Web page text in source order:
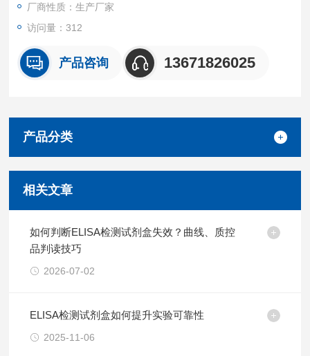
厂商性质：生产厂家
访问量：312
产品咨询 13671826025
产品分类
相关文章
如何判断ELISA检测试剂盒失效？曲线、质控
品判读技巧
2026-07-02
ELISA检测试剂盒如何提升实验可靠性
2025-11-06